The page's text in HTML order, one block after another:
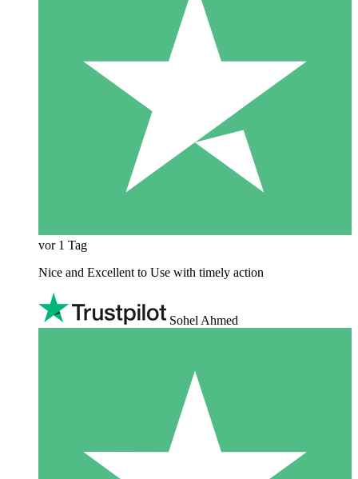
vor 1 Tag
Nice and Excellent to Use with timely action
Sohel Ahmed